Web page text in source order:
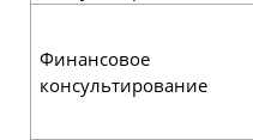
Финансовое
консультирование